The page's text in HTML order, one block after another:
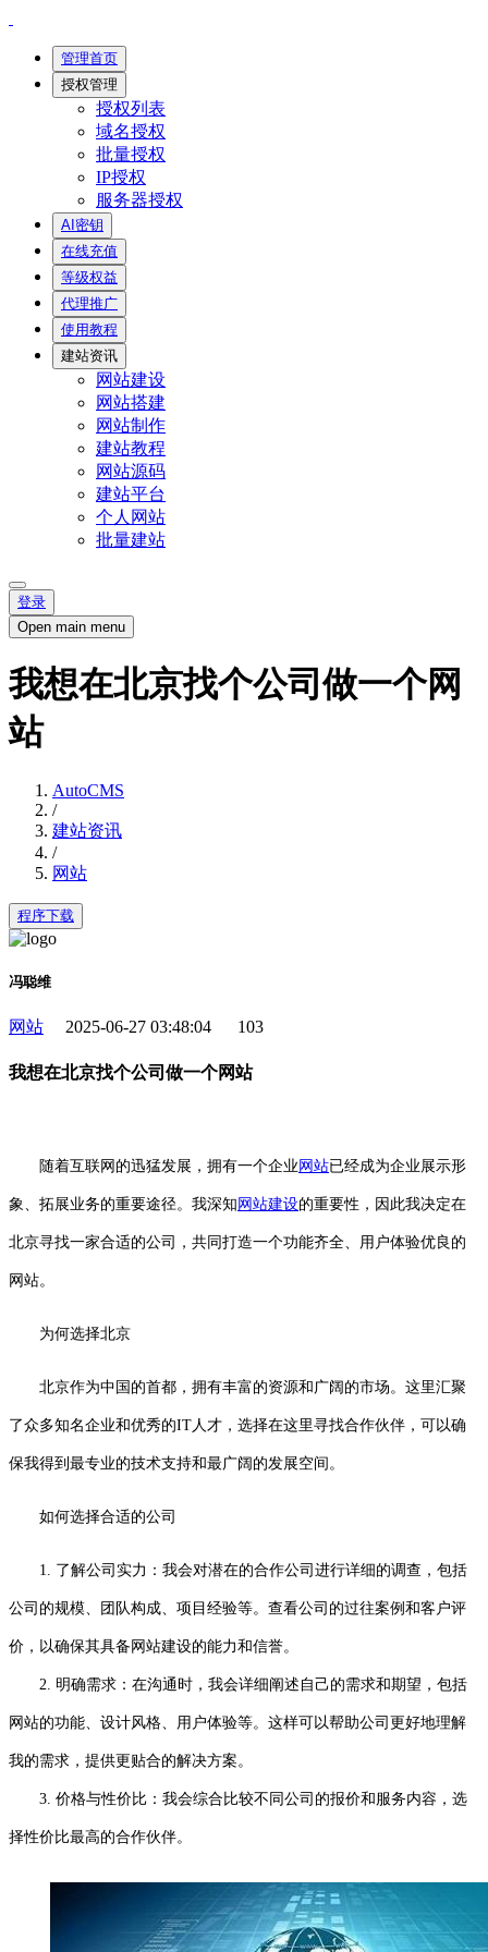
管理首页
授权管理
授权列表
域名授权
批量授权
IP授权
服务器授权
AI密钥
在线充值
等级权益
代理推广
使用教程
建站资讯
网站建设
网站搭建
网站制作
建站教程
网站源码
建站平台
个人网站
批量建站
登录
Open main menu
我想在北京找个公司做一个网
站
AutoCMS
/
建站资讯
/
网站
程序下载
冯聪维
网站 2025-06-27 03:48:04 103
我想在北京找个公司做一个网站
随着互联网的迅猛发展，拥有一个企业 网站已经成为企业展示形
象、拓展业务的重要途径。我深知 网站建设的重要性，因此我决定在
北京寻找一家合适的公司，共同打造一个功能齐全、用户体验优良的
网站。
为何选择北京
北京作为中国的首都，拥有丰富的资源和广阔的市场。这里汇聚
了众多知名企业和优秀的IT人才，选择在这里寻找合作伙伴，可以确
保我得到最专业的技术支持和最广阔的发展空间。
如何选择合适的公司
1. 了解公司实力：我会对潜在的合作公司进行详细的调查，包括
公司的规模、团队构成、项目经验等。查看公司的过往案例和客户评
价，以确保其具备网站建设的能力和信誉。
2. 明确需求：在沟通时，我会详细阐述自己的需求和期望，包括
网站的功能、设计风格、用户体验等。这样可以帮助公司更好地理解
我的需求，提供更贴合的解决方案。
3. 价格与性价比：我会综合比较不同公司的报价和服务内容，选
择性价比最高的合作伙伴。